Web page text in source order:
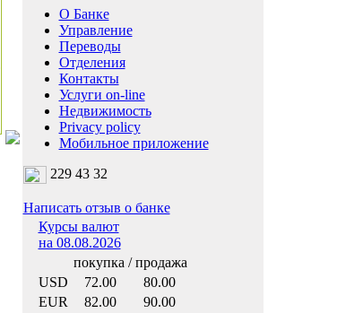
О Банке
Управление
Переводы
Отделения
Контакты
Услуги on-line
Недвижимость
Privacy policy
Мобильное приложение
229 43 32
Написать отзыв о банке
Курсы валют
на 08.08.2026
покупка / продажа
USD
72.00
80.00
EUR
82.00
90.00